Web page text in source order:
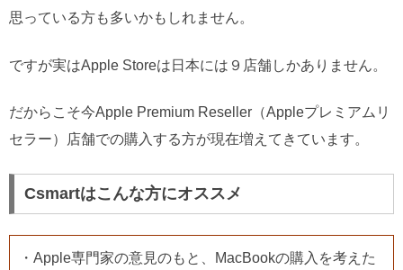
思っている方も多いかもしれません。
ですが実はApple Storeは日本には９店舗しかありません。
だからこそ今Apple Premium Reseller（Appleプレミアムリ
セラー）店舗での購入する方が現在増えてきています。
Csmartはこんな方にオススメ
・Apple専門家の意見のもと、MacBookの購入を考えた